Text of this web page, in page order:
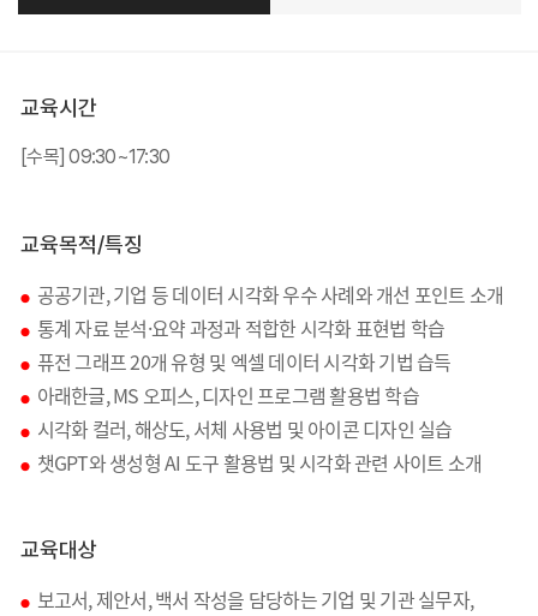
교육시간
[수목] 09:30~17:30
교육목적/특징
● 공공기관, 기업 등 데이터 시각화 우수 사례와 개선 포인트 소개
● 통계 자료 분석·요약 과정과 적합한 시각화 표현법 학습
● 퓨전 그래프 20개 유형 및 엑셀 데이터 시각화 기법 습득
● 아래한글, MS 오피스, 디자인 프로그램 활용법 학습
● 시각화 컬러, 해상도, 서체 사용법 및 아이콘 디자인 실습
● 챗GPT와 생성형 AI 도구 활용법 및 시각화 관련 사이트 소개
교육대상
● 보고서, 제안서, 백서 작성을 담당하는 기업 및 기관 실무자,